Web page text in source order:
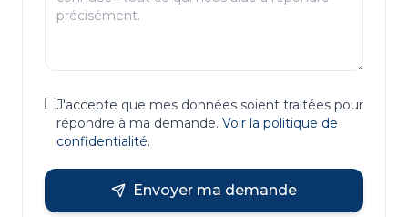
J'accepte que mes données soient traitées pour
répondre à ma demande. Voir la politique de
confidentialité.
Envoyer ma demande